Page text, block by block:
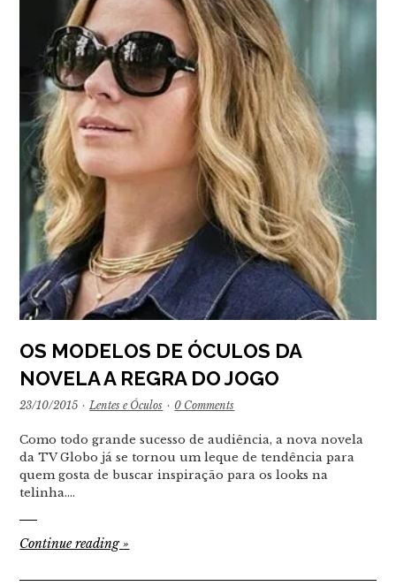
OS MODELOS DE ÓCULOS DA
NOVELA A REGRA DO JOGO
23/10/2015 · Lentes e Óculos · 0 Comments
Como todo grande sucesso de audiência, a nova novela
da TV Globo já se tornou um leque de tendência para
quem gosta de buscar inspiração para os looks na
telinha.…
Continue reading»